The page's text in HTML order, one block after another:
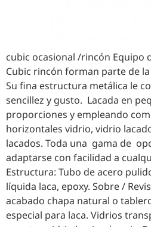
cubic ocasional /rincón Equipo
Cubic rincón forman parte de la
Su fina estructura metálica le
sencillez y gusto. Lacada en
proporciones y empleando
horizontales vidrio, vidrio
lacados. Toda una gama de
adaptarse con facilidad a
Estructura: Tubo de acero
líquida laca, epoxy. Sobre /
acabado chapa natural o
especial para laca. Vidrios